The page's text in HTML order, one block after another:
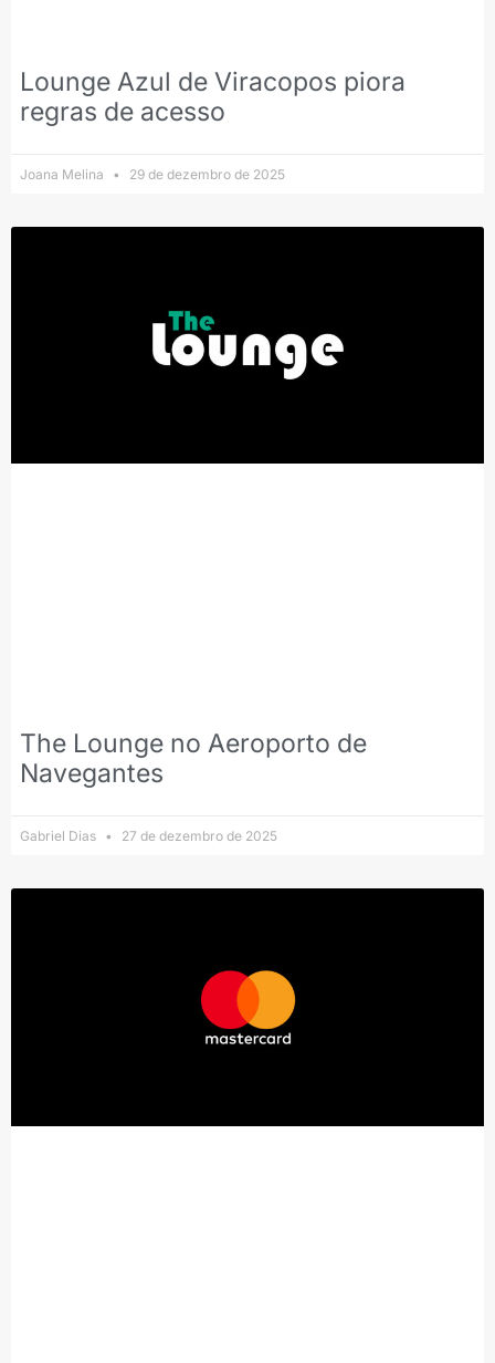
Lounge Azul de Viracopos piora
regras de acesso
Joana Melina 29 de dezembro de 2025
The Lounge no Aeroporto de
Navegantes
Gabriel Dias 27 de dezembro de 2025